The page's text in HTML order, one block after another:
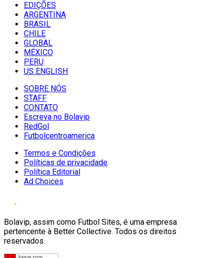
EDIÇÕES
ARGENTINA
BRASIL
CHILE
GLOBAL
MÉXICO
PERU
US ENGLISH
SOBRE NÓS
STAFF
CONTATO
Escreva no Bolavip
RedGol
Futbolcentroamerica
Termos e Condições
Políticas de privacidade
Política Editorial
Ad Choices
Bolavip, assim como Futbol Sites, é uma empresa
pertencente à Better Collective. Todos os direitos
reservados.